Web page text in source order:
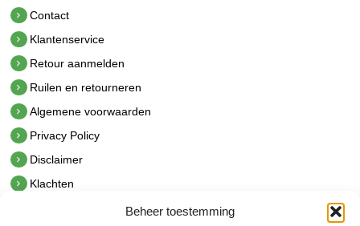
Beheer toestemming
Contact
Klantenservice
Retour aanmelden
Ruilen en retourneren
Algemene voorwaarden
Privacy Policy
Disclaimer
Klachten